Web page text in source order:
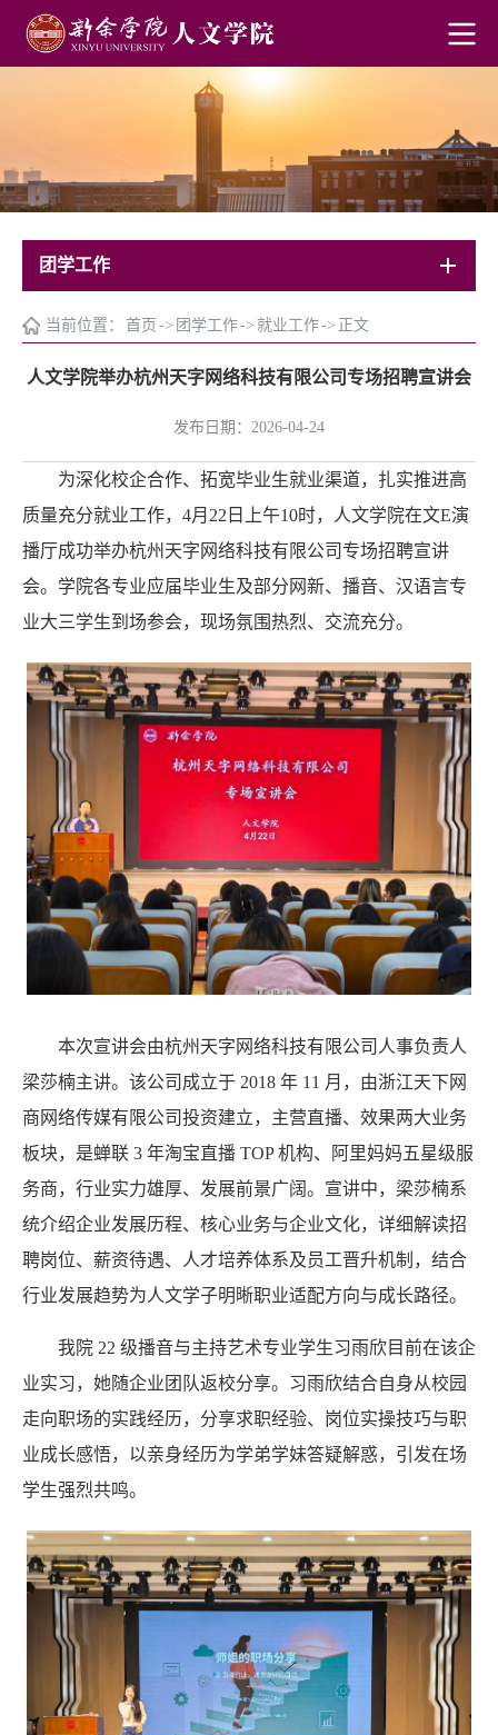
团学工作
当前位置： 首页 -> 团学工作-> 就业工作-> 正文
人文学院举办杭州天字网络科技有限公司专场招聘宣讲会
发布日期：2026-04-24
为深化校企合作、拓宽毕业生就业渠道，扎实推进高
质量充分就业工作， 4月22日上午10时，人文学院在文E演
播厅成功举办杭州天字网络科技有限公司专场招聘宣讲
会。学院各专业应届毕业生及部分 网新、播音、汉语言专
业大三学生到场参会，现场氛围热烈、交流充分。
本次宣讲会由杭州天字网络科技有限公司人事负责人
梁莎楠主讲。该公司成立于 2018 年 11 月，由浙江天下网
商网络传媒有限公司投资建立，主营直播、效果两大业务
板块，是蝉联 3 年淘宝直播 TOP 机构、阿里妈妈五星级服
务商，行业实力雄厚、发展前景广阔。宣讲中，梁莎楠系
统介绍企业发展历程、核心业务与企业文化，详细解读招
聘岗位、薪资待遇、人才培养体系及员工晋升机制，结合
行业发展趋势为人文学子明晰职业适配方向与成长路径。
我院 22 级播音与主持艺术专业学生习雨欣目前在该企
业实习，她随企业团队返校分享。习雨欣结合自身从校园
走向职场的实践经历，分享求职经验、岗位实操技巧与职
业成长感悟，以亲身经历为学弟学妹答疑解惑，引发在场
学生强烈共鸣。